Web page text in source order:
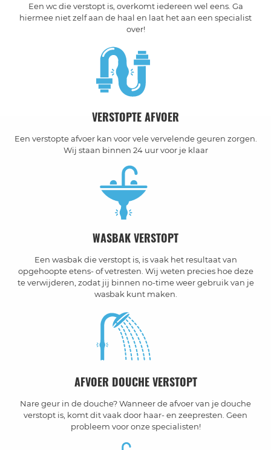
Een wc die verstopt is, overkomt iedereen wel eens. Ga
hiermee niet zelf aan de haal en laat het aan een specialist
over!
VERSTOPTE AFVOER
Een verstopte afvoer kan voor vele vervelende geuren zorgen.
Wij staan binnen 24 uur voor je klaar
WASBAK VERSTOPT
Een wasbak die verstopt is, is vaak het resultaat van
opgehoopte etens- of vetresten. Wij weten precies hoe deze
te verwijderen, zodat jij binnen no-time weer gebruik van je
wasbak kunt maken.
AFVOER DOUCHE VERSTOPT
Nare geur in de douche? Wanneer de afvoer van je douche
verstopt is, komt dit vaak door haar- en zeepresten. Geen
probleem voor onze specialisten!